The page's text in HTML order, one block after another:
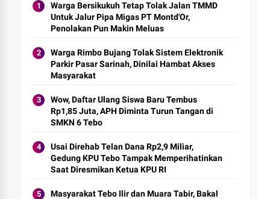
Warga Bersikukuh Tetap Tolak Jalan TMMD
Untuk Jalur Pipa Migas PT Montd'Or,
Penolakan Pun Makin Meluas
Warga Rimbo Bujang Tolak Sistem Elektronik
Parkir Pasar Sarinah, Dinilai Hambat Akses
Masyarakat
Wow, Daftar Ulang Siswa Baru Tembus
Rp1,85 Juta, APH Diminta Turun Tangan di
SMKN 6 Tebo
Usai Direhab Telan Dana Rp2,9 Miliar,
Gedung KPU Tebo Tampak Memperihatinkan
Saat Diresmikan Ketua KPU RI
Masyarakat Tebo Ilir dan Muara Tabir, Bakal